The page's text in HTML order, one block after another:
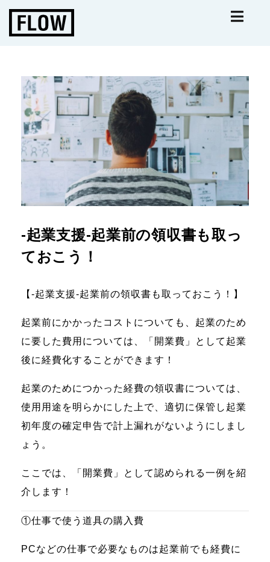
‐起業支援‐起業前の領収書も取っ
ておこう！
【‐起業支援‐起業前の領収書も取っておこう！】
起業前にかかったコストについても、起業のため
に要した費用については、「開業費」として起業
後に経費化することができます！
起業のためにつかった経費の領収書については、
使用用途を明らかにした上で、適切に保管し起業
初年度の確定申告で計上漏れがないようにしまし
ょう。
ここでは、「開業費」として認められる一例を紹
介します！
①仕事で使う道具の購入費
PCなどの仕事で必要なものは起業前でも経費に